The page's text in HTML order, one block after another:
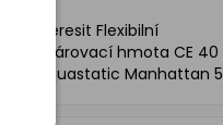
Ceresit Flexibilní
spárovací hmota CE 40
Aquastatic Manhattan 5